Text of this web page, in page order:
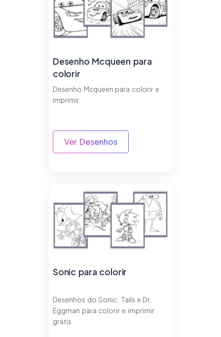
Desenho Mcqueen para
colorir
Desenho Mcqueen para colorir e
imprimir
Ver Desenhos
Sonic para colorir
Desenhos do Sonic, Tails e Dr.
Eggman para colorir e imprimir
grátis